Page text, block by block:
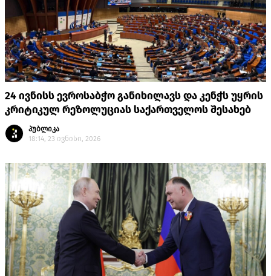
24 ივნისს ევროსაბჭო განიხილავს და კენჭს უყრის
კრიტიკულ რეზოლუციას საქართველოს შესახებ
პუბლიკა
18:14, 23 ივნისი, 2026